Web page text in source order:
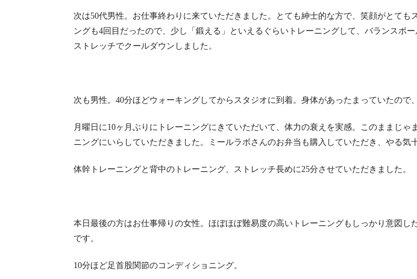
次は50代男性。お仕事終わりに来ていただきました。とても紳士的な方で、笑顔がとても
ングも4回目だったので、少し「鍛える」といえるぐらいトレーニングして、バランスボ
ストレッチでクールダウンしました。
次も男性。40分ほどウォーキングしてからスタジオに到着。身体があったまっていたので
月曜日に10ヶ月ぶりにトレーニングにきていただいて、体力の衰えを実感。このままじゃ
ニングにいらしていただきました。ミールラボさんのお弁当も購入していただき、やる気
体幹トレーニングと背中のトレーニング、ストレッチ長めに25分させていただきました。
本日最後の方はお仕事帰りの女性。ほぼほぼ難易度の高いトレーニングもしっかり意図し
です。
10分ほど足首股関節のコンディショニング。